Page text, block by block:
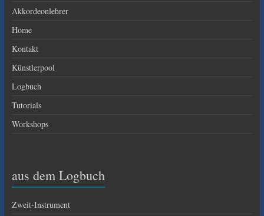
Akkordeonlehrer
Home
Kontakt
Künstlerpool
Logbuch
Tutorials
Workshops
aus dem Logbuch
Zweit-Instrument